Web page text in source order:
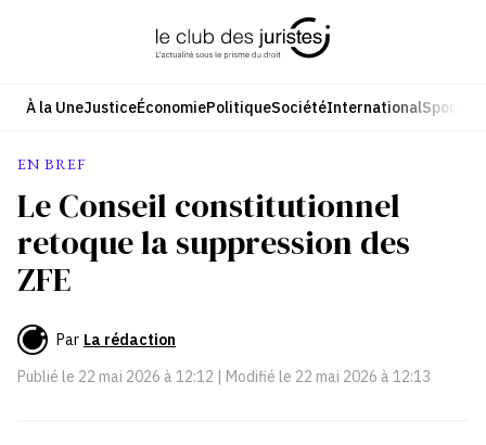
À la UneJusticeÉconomiePolitiqueSociétéInternationalSport
EN BREF
Le Conseil constitutionnel
retoque la suppression des
ZFE
Par La rédaction
Publié le 22 mai 2026 à 12:12 | Modifié le 22 mai 2026 à 12:13